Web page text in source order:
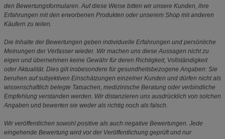
den Bewertungsformularen. Auf diese Weise bitten wir unsere Kunden, ihre
Erfahrungen mit den erworbenen Produkten oder unserem Shop mit anderen
Käufern zu teilen.
Die Inhalte der Bewertungen geben individuelle Erfahrungen und persönliche
Meinungen der Verfasser wieder. Wir machen uns diese Aussagen nicht zu
eigen und übernehmen keine Gewähr für deren Richtigkeit, Vollständigkeit
oder Aktualität. Dies gilt insbesondere für gesundheitsbezogene Angaben: Sie
beruhen auf subjektiven Einschätzungen einzelner Kunden und dürfen nicht als
wissenschaftlich belegte Tatsachen, medizinische Beratung oder verbindliche
Empfehlung verstanden werden. Wir distanzieren uns ausdrücklich von solchen
Angaben und bewerten sie weder als richtig noch als falsch.
Wir veröffentlichen sowohl positive als auch negative Bewertungen. Jede
eingehende Bewertung wird vor der Veröffentlichung geprüft und nur